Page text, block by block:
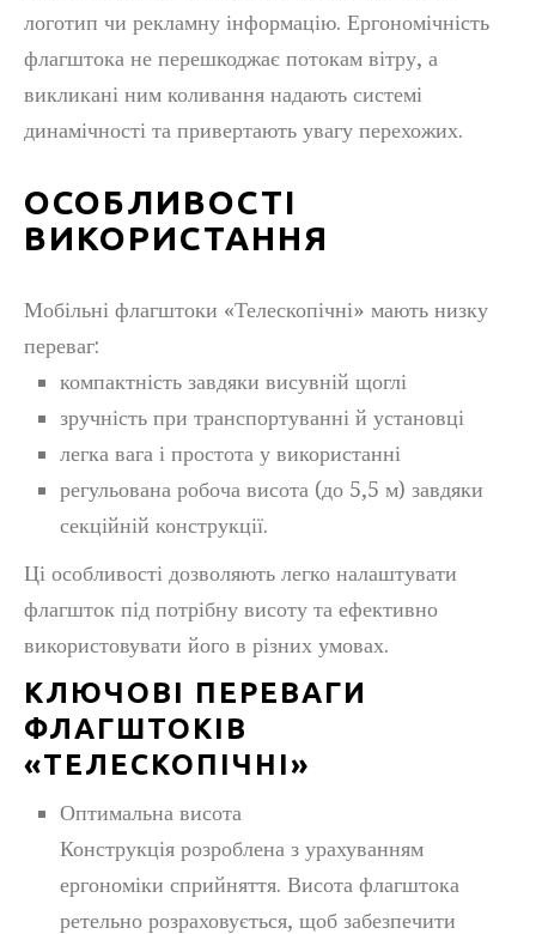
логотип чи рекламну інформацію. Ергономічність
флагштока не перешкоджає потокам вітру, а
викликані ним коливання надають системі
динамічності та привертають увагу перехожих.
ОСОБЛИВОСТІ
ВИКОРИСТАННЯ
Мобільні флагштоки «Телескопічні» мають низку
переваг:
компактність завдяки висувній щоглі
зручність при транспортуванні й установці
легка вага і простота у використанні
регульована робоча висота (до 5,5 м) завдяки
секційній конструкції.
Ці особливості дозволяють легко налаштувати
флагшток під потрібну висоту та ефективно
використовувати його в різних умовах.
КЛЮЧОВІ ПЕРЕВАГИ
ФЛАГШТОКІВ
«ТЕЛЕСКОПІЧНІ»
Оптимальна висота
Конструкція розроблена з урахуванням
ергономіки сприйняття. Висота флагштока
ретельно розраховується, щоб забезпечити